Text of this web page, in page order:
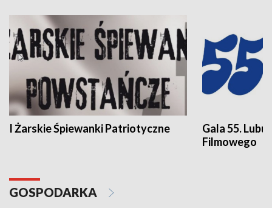
I Żarskie Śpiewanki Patriotyczne
Gala 55.
Filmowego
GOSPODARKA